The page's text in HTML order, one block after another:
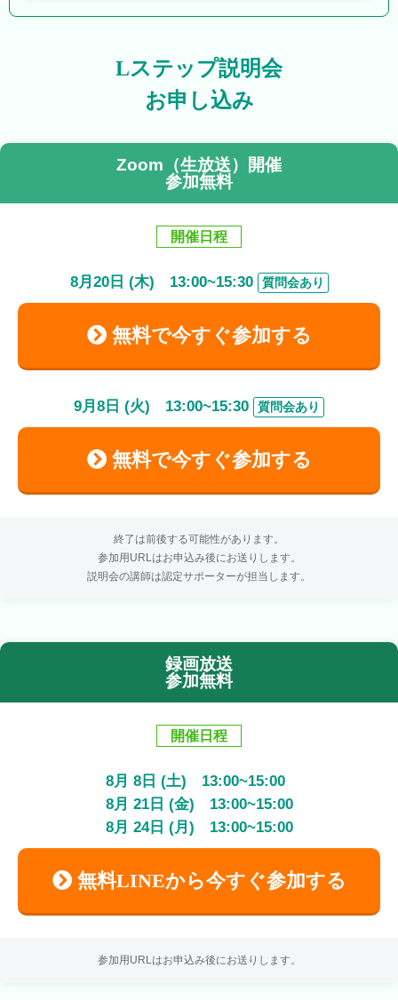
Lステップ説明会
お申し込み
Zoom（生放送）開催
参加無料
開催日程
8月 20日 (木) 13:00~15:30 質問会あり
無料で今すぐ参加する
9月 8 日 (火) 13:00~15:30 質問会あり
無料で今すぐ参加する
終了は前後する可能性があります。
参加用URLはお申込み後にお送りします。
説明会の講師は認定サポーターが担当します。
録画放送
参加無料
開催日程
8月 8日 (土) 13:00~15:00
8月 21日 (金) 13:00~15:00
8月 24日 (月) 13:00~15:00
無料LINEから今すぐ参加する
参加用URLはお申込み後にお送りします。